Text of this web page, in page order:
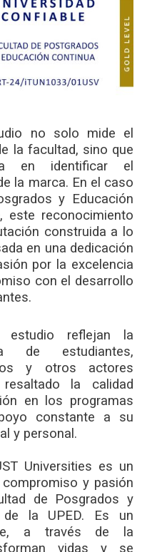
no solo mide el
la facultad, sino que
en identificar el
la marca. En el caso
y Educación
este reconocimiento
construida a lo
en una dedicación
por la excelencia
con el desarrollo
estudio reflejan la
de estudiantes,
y otros actores
la calidad
en los programas
constante a su
y personal.
Universities es un
y pasión
de Posgrados y
de la UPED. Es un
a través de la
vidas y se